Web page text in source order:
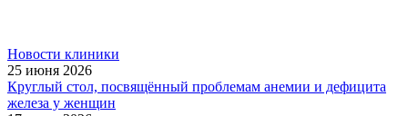
Новости клиники
25 июня 2026
Круглый стол, посвящённый проблемам анемии и дефицита
железа у женщин